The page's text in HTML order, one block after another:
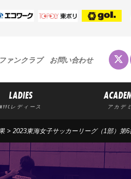
ァンクラブ お問い合わせ
LADIES
MYFCレディース アカデ
> 2023東海女子サッカーリーグ（1部）第6